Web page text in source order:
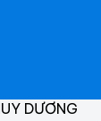
DƯƠNG